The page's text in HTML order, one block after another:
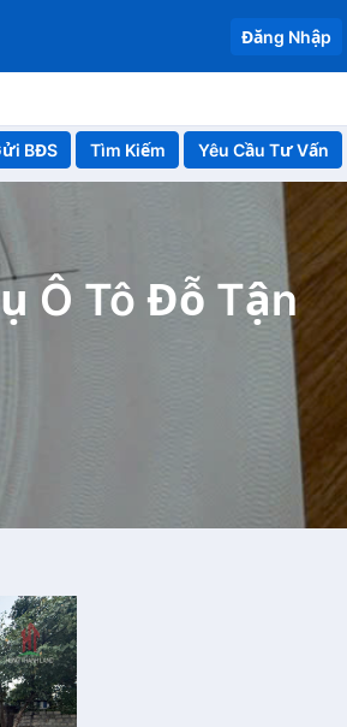
Đăng Nhập
BĐS Yêu Cầu Tư Vấn
Ô Tô Đỗ Tận